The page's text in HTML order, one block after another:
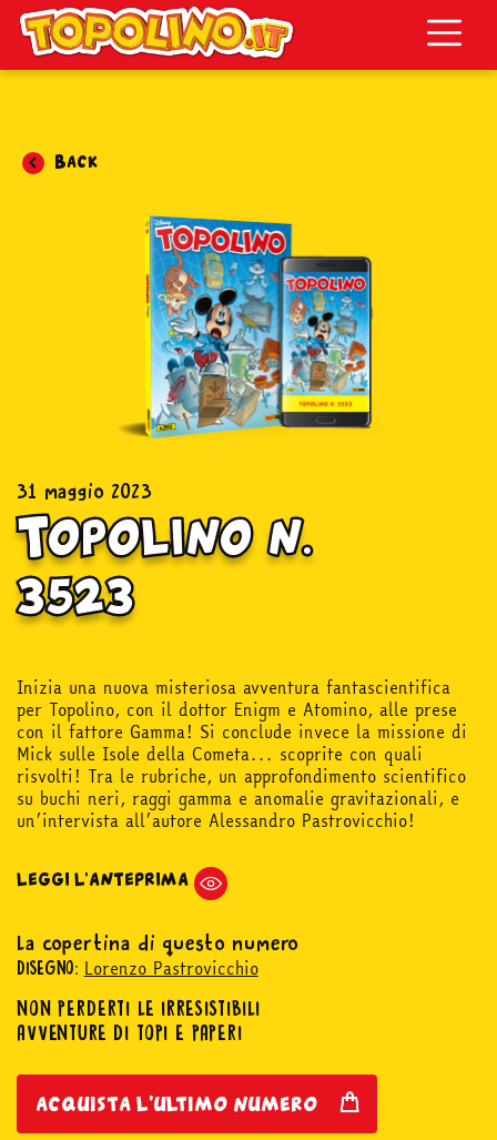
Topolino.it
Back
31 maggio 2023
Topolino n.
3523
Inizia una nuova misteriosa avventura fantascientifica
per Topolino, con il dottor Enigm e Atomino, alle prese
con il fattore Gamma! Si conclude invece la missione di
Mick sulle Isole della Cometa... scoprite con quali
risvolti! Tra le rubriche, un approfondimento scientifico
su buchi neri, raggi gamma e anomalie gravitazionali, e
un’intervista all’autore Alessandro Pastrovicchio!
LEGGI L'ANTEPRIMA
La copertina di questo numero
DISEGNO: Lorenzo Pastrovicchio
NON PERDERTI LE IRRESISTIBILI
AVVENTURE DI TOPI E PAPERI
acquista l'ultimo numero